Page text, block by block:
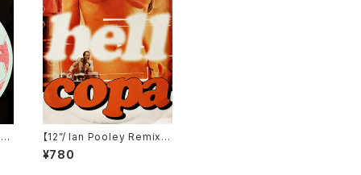
【12”/ Ian Pooley Remix】
Hell / Copa (V2 Record
s) (VVR5005516)
¥780